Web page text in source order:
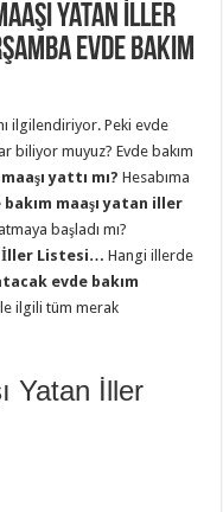
Yatan İller
Evde Bakım
ilgilendiriyor. Peki evde
biliyor muyuz? Evde bakım
yattı mı? Hesabıma
bakım maaşı yatan iller
başladı mı?
İller Listesi… Hangi illerde
evde bakım
ilgili tüm merak
Yatan İller